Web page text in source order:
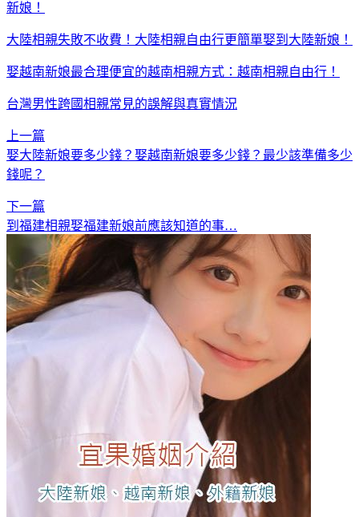
新娘！
大陸相親失敗不收費！大陸相親自由行更簡單娶到大陸新娘！
娶越南新娘最合理便宜的越南相親方式：越南相親自由行！
台灣男性跨國相親常見的誤解與真實情況
上一篇
娶大陸新娘要多少錢？娶越南新娘要多少錢？最少該準備多少
錢呢？
下一篇
到福建相親娶福建新娘前應該知道的事…